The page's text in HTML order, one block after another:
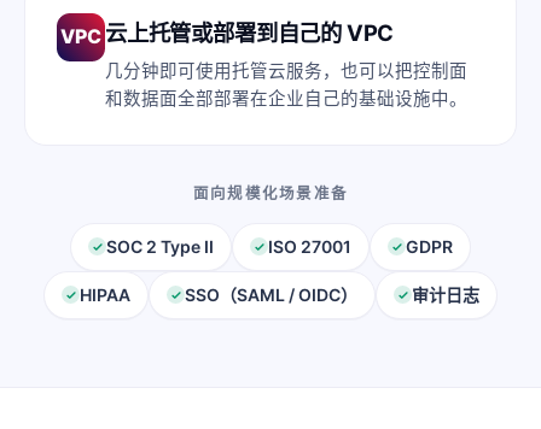
VPC 云上托管或部署到自己的 VPC
几分钟即可使用托管云服务，也可以把控制面
和数据面全部部署在企业自己的基础设施中。
面向规模化场景准备
SOC 2 Type II ISO 27001 GDPR
HIPAA SSO（SAML / OIDC） 审计日志